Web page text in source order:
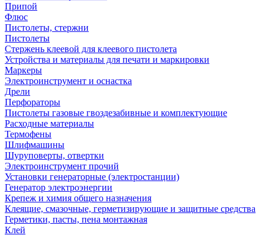
Припой
Флюс
Пистолеты, стержни
Пистолеты
Стержень клеевой для клеевого пистолета
Устройства и материалы для печати и маркировки
Маркеры
Электроинструмент и оснастка
Дрели
Перфораторы
Пистолеты газовые гвоздезабивные и комплектующие
Расходные материалы
Термофены
Шлифмашины
Шуруповерты, отвертки
Электроинструмент прочий
Установки генераторные (электростанции)
Генератор электроэнергии
Крепеж и химия общего назначения
Клеящие, смазочные, герметизирующие и защитные средства
Герметики, пасты, пена монтажная
Клей